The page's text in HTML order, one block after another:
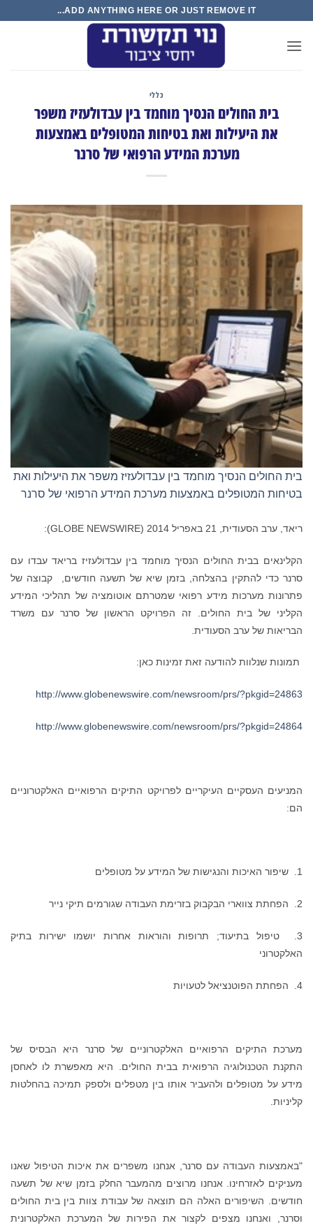
content
ADD ANYTHING HERE OR JUST REMOVE IT...
כללי
בית החולים הנסיך מוחמד בין עבדולעזיז משפר
את היעילות ואת בטיחות המטופלים באמצעות
מערכת המידע הרפואי של סרנר
בית החולים הנסיך מוחמד בין עבדולעזיז משפר את היעילות ואת
בטיחות המטופלים באמצעות מערכת המידע הרפואי של סרנר
ריאד, ערב הסעודית, 21 באפריל 2014 (GLOBE NEWSWIRE):
הקלינאים בבית החולים הנסיך מוחמד בין עבדולעזיז בריאד עבדו עם
סרנר כדי להתקין בהצלחה, בזמן שיא של תשעה חודשים, קבוצה של
פתרונות מערכות מידע רפואי שמטרתם אוטומציה של תהליכי המידע
הקליני של בית החולים. זה הפרויקט הראשון של סרנר עם משרד
הבריאות של ערב הסעודית.
תמונות שנלוות להודעה זאת זמינות כאן:
http://www.globenewswire.com/newsroom/prs/?pkgid=24863
http://www.globenewswire.com/newsroom/prs/?pkgid=24864
המניעים העסקיים העיקריים לפרויקט התיקים הרפואיים האלקטרוניים
הם:
1. שיפור האיכות והנגישות של המידע על מטופלים
2. הפחתת צווארי הבקבוק בזרימת העבודה שגורמים תיקי נייר
3. טיפול בתיעוד; תרופות והוראות אחרות יושמו ישירות בתיק
האלקטרוני
4. הפחתת הפוטנציאל לטעויות
מערכת התיקים הרפואיים האלקטרוניים של סרנר היא הבסיס של
התקנת הטכנולוגיה הרפואית בבית החולים. היא מאפשרת לו לאחסן
מידע על מטופלים ולהעביר אותו בין מטפלים ולספק תמיכה בהחלטות
קליניות.
"באמצעות העבודה עם סרנר, אנחנו משפרים את איכות הטיפול שאנו
מעניקים לאזרחינו. אנחנו מרוצים מהמעבר החלק בזמן שיא של תשעה
חודשים. השיפורים האלה הם תוצאה של עבודת צוות בין בית החולים
וסרנר, ואנחנו מצפים לקצור את הפירות של המערכת האלקטרונית